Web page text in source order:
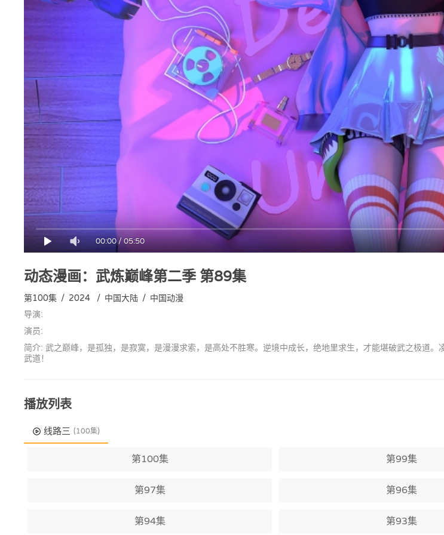
00:00/05:50
动态漫画：武炼巅峰第二季第89集
第100集 / 2024 / 中国大陆 / 中国动漫
导演:
演员:
简介: 武之巅峰，是孤独，是寂寞，是漫漫求索，是高处不胜寒。逆境中成长，绝地里求生，才能堪破武之极道
武道！
播放列表
线路三 (100集)
第100集 第99集
第97集 第96集
第94集 第93集